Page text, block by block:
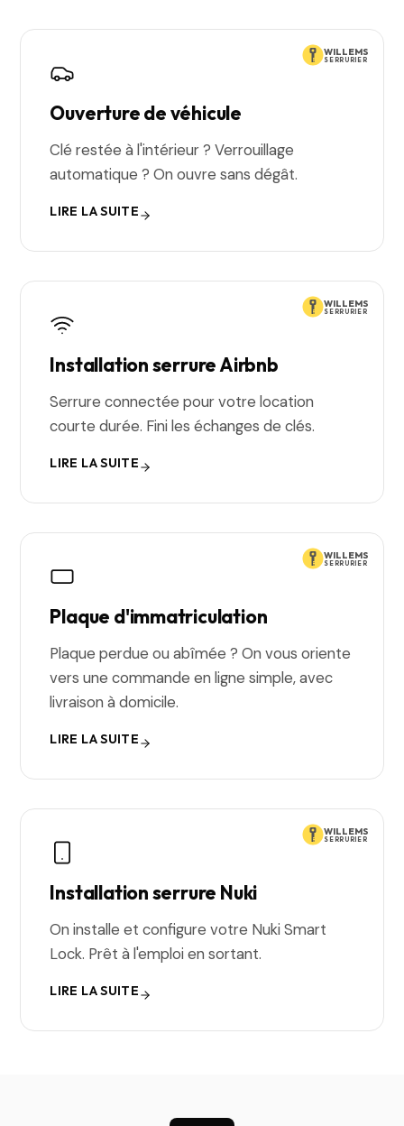
WILLEMS
SERRURIER
Ouverture de véhicule
Clé restée à l'intérieur ? Verrouillage
automatique ? On ouvre sans dégât.
LIRE LA SUITE
WILLEMS
SERRURIER
Installation serrure Airbnb
Serrure connectée pour votre location
courte durée. Fini les échanges de clés.
LIRE LA SUITE
WILLEMS
SERRURIER
Plaque d'immatriculation
Plaque perdue ou abîmée ? On vous oriente
vers une commande en ligne simple, avec
livraison à domicile.
LIRE LA SUITE
WILLEMS
SERRURIER
Installation serrure Nuki
On installe et configure votre Nuki Smart
Lock. Prêt à l'emploi en sortant.
LIRE LA SUITE